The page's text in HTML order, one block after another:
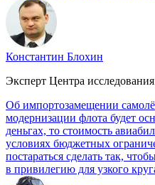
Константин Блохин
Эксперт Центра
Об импортозамещении
модернизации флота будет
деньгах, то стоимость
условиях бюджетных
постараться сделать так,
в привилегию для узкого